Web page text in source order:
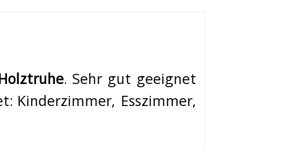
. Sehr gut geeignet
Kinderzimmer, Esszimmer,